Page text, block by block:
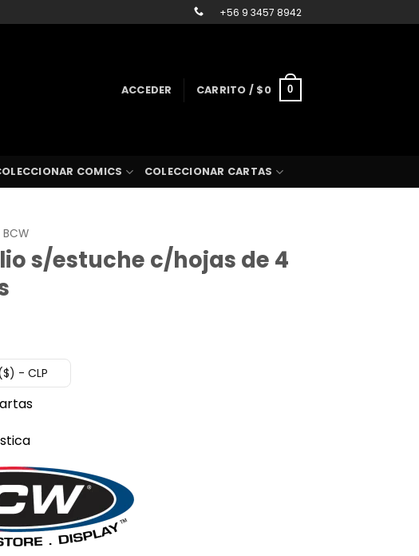
+56 9 3457 8942
ACCEDER CARRITO / $0 0
COMICS COLECCIONAR CARTAS
BCW
s/estuche c/hojas de 4
- CLP